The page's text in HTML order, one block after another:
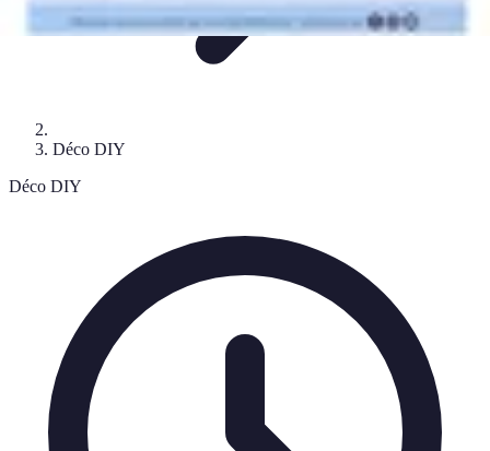
Déco DIY
Déco DIY